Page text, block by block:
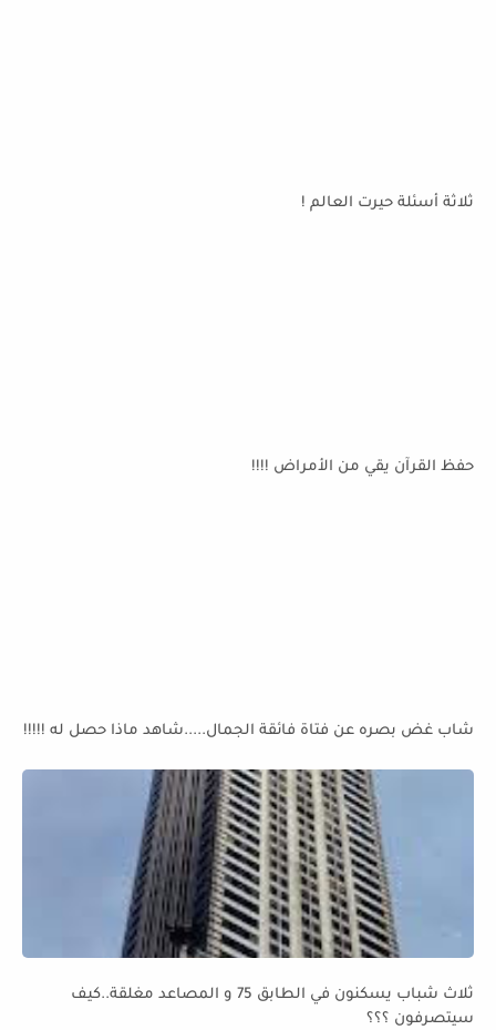
ثلاثة أسئلة حيرت العالم !
حفظ القرآن يقي من الأمراض !!!!
شاب غض بصره عن فتاة فائقة الجمال.....شاهد ماذا حصل له !!!!!
ثلاث شباب يسكنون في الطابق 75 و المصاعد مغلقة..كيف
سيتصرفون ؟؟؟